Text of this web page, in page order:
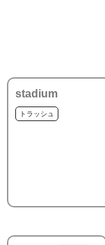
stadium
トラッシュ